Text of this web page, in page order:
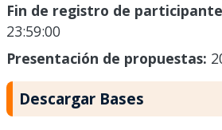
Fin de registro de
23:59:00
Presentación de propuestas:
Descargar Bases